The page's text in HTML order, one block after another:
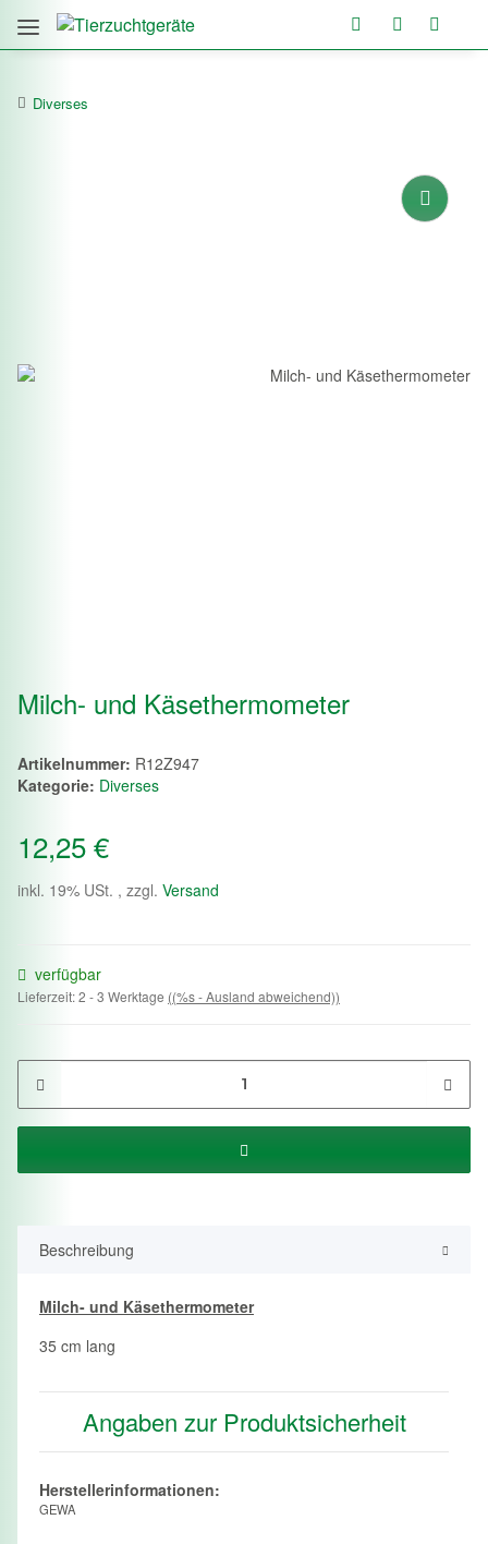
Diverses
Milch- und Käsethermometer
Artikelnummer: R12Z947
Kategorie: Diverses
12,25 €
inkl. 19% USt. , zzgl. Versand
verfügbar
Lieferzeit:2 - 3 Werktage ((%s - Ausland abweichend))
Beschreibung
Milch- und Käsethermometer
35 cm lang
Angaben zur Produktsicherheit
Herstellerinformationen:
GEWA